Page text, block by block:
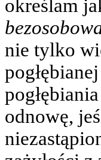
określam
nie tylko
odnowę,